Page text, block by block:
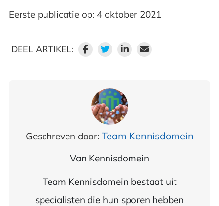
Eerste publicatie op: 4 oktober 2021
DEEL ARTIKEL:
Geschreven door: Team Kennisdomein
Van Kennisdomein
Team Kennisdomein bestaat uit
specialisten die hun sporen hebben